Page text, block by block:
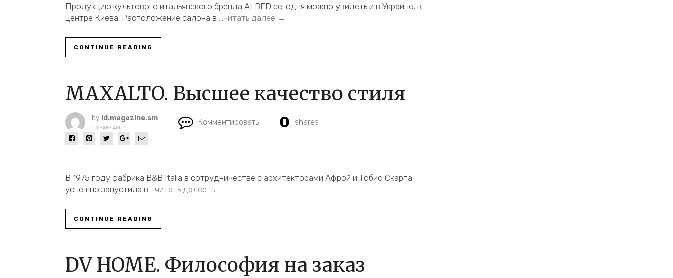
Продукцию культового итальянского бренда АLBED сегодня можно увидеть и в Украине, в
центре Киева. Расположение салона в …читать далее →
CONTINUE READING
MAXALTO. Высшее качество стиля
by id.magazine.sm
5 YEARS AGO
Комментировать 0 shares
В 1975 году фабрика B&B Italia в сотрудничестве с архитекторами Афрой и Тобио Скарпа
успешно запустила в …читать далее →
CONTINUE READING
DV HOME. Философия на заказ